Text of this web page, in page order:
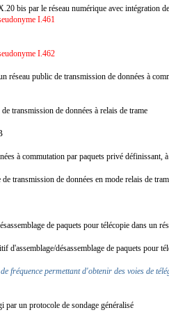
bis par le réseau numérique avec intégration
I.461
I.462
réseau public de transmission de données à
transmission de données à relais de trame
à commutation par paquets privé
transmission de données en mode relais de
de paquets pour télécopie dans un
d'assemblage/désassemblage de paquets
fréquence permettant d'obtenir des voies de
par un protocole de sondage généralisé